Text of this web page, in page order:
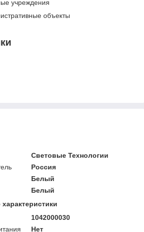
учреждения
объекты
Световые Технологии
Россия
Белый
Белый
1042000030
Нет